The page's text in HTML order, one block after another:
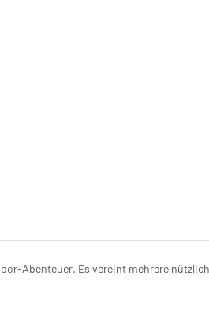
Abenteuer. Es vereint mehrere